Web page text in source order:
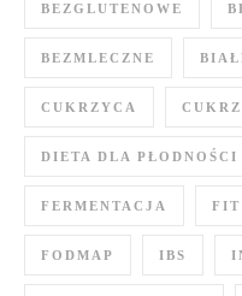
BEZGLUTENOWE
BEZMLECZNE
CUKRZYCA
DIETA DLA PŁODNOŚCI
FERMENTACJA FIT
FODMAP IBS